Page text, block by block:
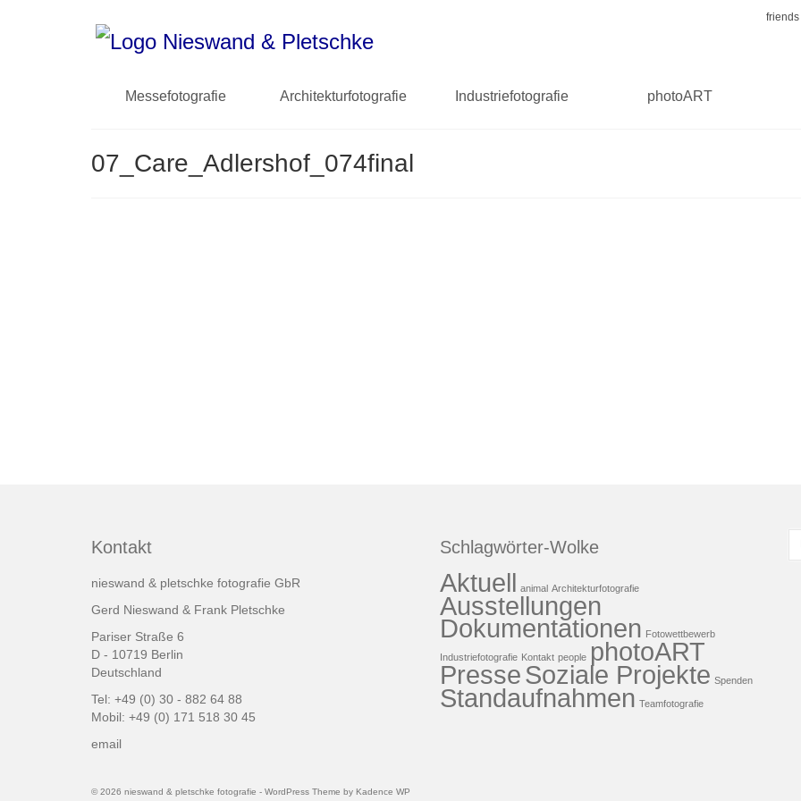
Messefotografie Architekturfotografie Industriefotografie photoART
07_Care_Adlershof_074final
Kontakt
nieswand & pletschke fotografie GbR
Gerd Nieswand & Frank Pletschke
Pariser Straße 6
D - 10719 Berlin
Deutschland
Tel: +49 (0) 30 - 882 64 88
Mobil: +49 (0) 171 518 30 45
email
Schlagwörter-Wolke
Aktuell animal Architekturfotografie
Ausstellungen
Dokumentationen Fotowettbewerb
Industriefotografie Kontakt people photoART
PresseSoziale Projekte Spenden
Standaufnahmen Teamfotografie
© 2026 nieswand & pletschke fotografie - WordPress Theme by Kadence WP